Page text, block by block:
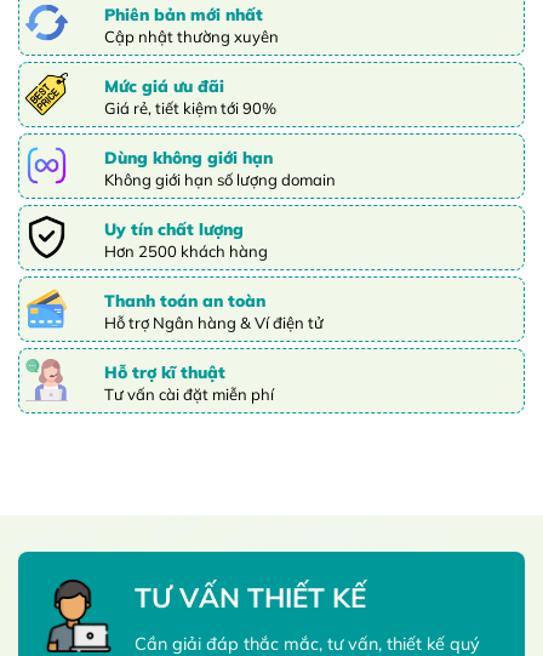
Phiên bản mới nhất
Cập nhật thường xuyên
Mức giá ưu đãi
Giá rẻ, tiết kiệm tới 90%
Dùng không giới hạn
Không giới hạn số lượng domain
Uy tín chất lượng
Hơn 2500 khách hàng
Thanh toán an toàn
Hỗ trợ Ngân hàng & Ví điện tử
Hỗ trợ kĩ thuật
Tư vấn cài đặt miễn phí
TƯ VẤN THIẾT KẾ
Cần giải đáp thắc mắc, tư vấn, thiết kế quý